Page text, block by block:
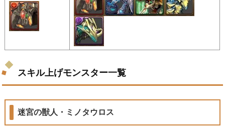
スキル上げモンスター一覧
迷宮の獣人・ミノタウロス